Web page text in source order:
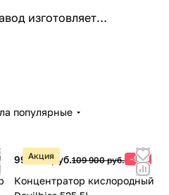
изготовляет
медицинского
кровати, инвалидные
популярные
Акция
99 900 руб.109 900 руб. -9%
Концентратор кислородный